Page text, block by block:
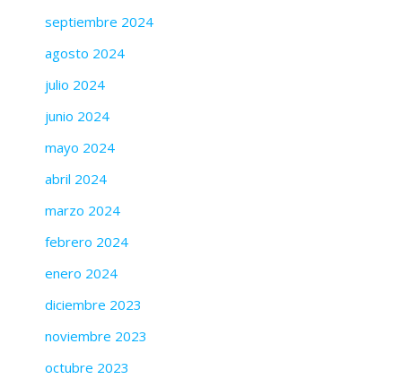
septiembre 2024
agosto 2024
julio 2024
junio 2024
mayo 2024
abril 2024
marzo 2024
febrero 2024
enero 2024
diciembre 2023
noviembre 2023
octubre 2023